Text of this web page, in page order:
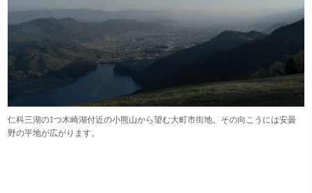
仁科三湖の1つ木崎湖付近の小熊山から望む大町市街地。その向こうには安曇
野の平地が広がります。